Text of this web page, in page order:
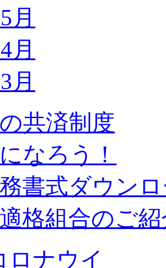
月
月
月
共済制度
なろう！
書式ダウン
格組合のご